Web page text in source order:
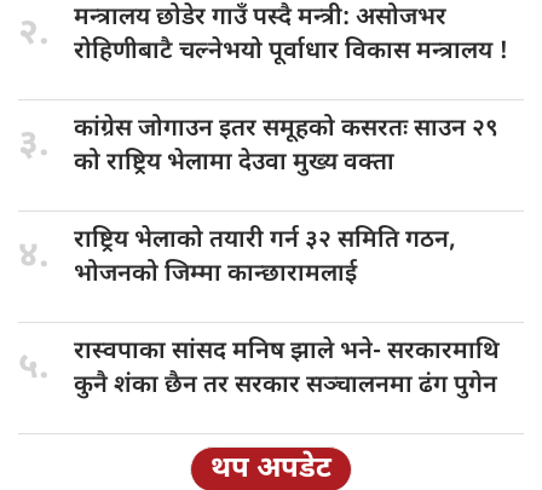
२. मन्त्रालय छोडेरगाउँ पस्दै मन्त्री: असोजभर
रोहिणीबाटै चल्नेभयो पूर्वाधार विकास मन्त्रालय !
३. कांग्रेस जोगाउनइतर समूहको कसरतः साउन २९
को राष्ट्रिय भेलामा देउवा मुख्य वक्ता
४. राष्ट्रिय भेलाकोतयारी गर्न ३२ समिति गठन,
भोजनको जिम्मा कान्छारामलाई
५. रास्वपाका सांसदमनिष झाले भने- सरकारमाथि
कुनै शंका छैन तर सरकार सञ्चालनमा ढंग पुगेन
थप अपडेट